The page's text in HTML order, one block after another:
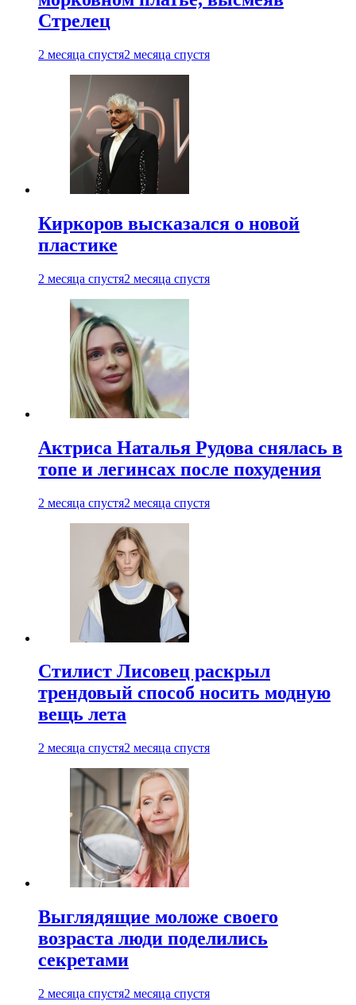
Стрелец
2 месяца спустя2 месяца спустя
Киркоров высказался о новой
пластике
2 месяца спустя2 месяца спустя
Актриса Наталья Рудова снялась в
топе и легинсах после похудения
2 месяца спустя2 месяца спустя
Стилист Лисовец раскрыл
трендовый способ носить модную
вещь лета
2 месяца спустя2 месяца спустя
Выглядящие моложе своего
возраста люди поделились
секретами
2 месяца спустя2 месяца спустя